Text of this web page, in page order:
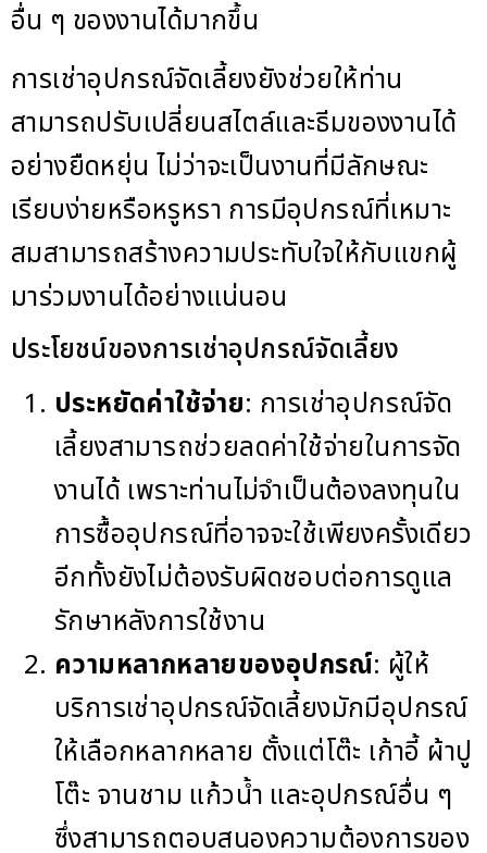
อื่น ๆ ของงานได้มากขึ้น
การเช่าอุปกรณ์จัดเลี้ยงยังช่วยให้ท่าน
สามารถปรับเปลี่ยนสไตล์และธีมของงานได้
อย่างยืดหยุ่น ไม่ว่าจะเป็นงานที่มีลักษณะ
เรียบง่ายหรือหรูหรา การมีอุปกรณ์ที่เหมาะ
สมสามารถสร้างความประทับใจให้กับแขกผู้
มาร่วมงานได้อย่างแน่นอน
ประโยชน์ของการเช่าอุปกรณ์จัดเลี้ยง
ประหยัดค่าใช้จ่าย: การเช่าอุปกรณ์จัด
เลี้ยงสามารถช่วยลดค่าใช้จ่ายในการจัด
งานได้ เพราะท่านไม่จำเป็นต้องลงทุนใน
การซื้ออุปกรณ์ที่อาจจะใช้เพียงครั้งเดียว
อีกทั้งยังไม่ต้องรับผิดชอบต่อการดูแล
รักษาหลังการใช้งาน
ความหลากหลายของอุปกรณ์: ผู้ให้
บริการเช่าอุปกรณ์จัดเลี้ยงมักมีอุปกรณ์
ให้เลือกหลากหลาย ตั้งแต่โต๊ะ เก้าอี้ ผ้าปู
โต๊ะ จานชาม แก้วน้ำ และอุปกรณ์อื่น ๆ
ซึ่งสามารถตอบสนองความต้องการของ